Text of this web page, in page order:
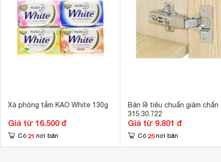
Xà phòng tắm KAO White 130g
Giá từ 16.500 đ
Có 21 nơi bán
Bản lề tiêu chuẩn giảm chấn
315.30.722
Giá từ 9.801 đ
Có 25 nơi bán